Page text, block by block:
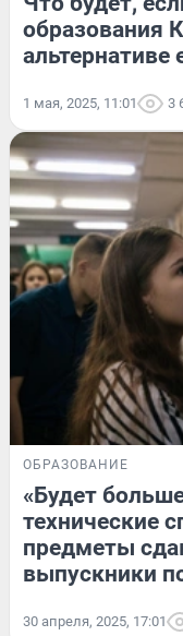
образования
альтернативе
1 мая, 2025, 11:01 3
ОБРАЗОВАНИЕ
«Будет
технические
предметы
выпускники
30 апреля, 2025, 17:01